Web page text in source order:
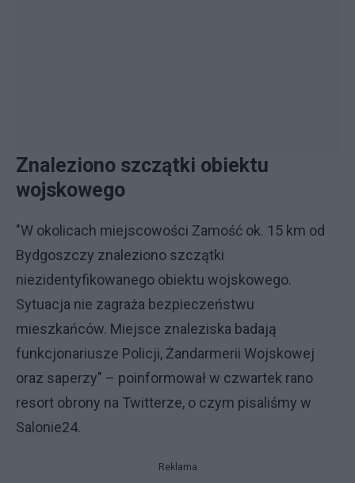
Znaleziono szczątki obiektu
wojskowego
"W okolicach miejscowości Zamość ok. 15 km od
Bydgoszczy znaleziono szczątki
niezidentyfikowanego obiektu wojskowego.
Sytuacja nie zagraża bezpieczeństwu
mieszkańców. Miejsce znaleziska badają
funkcjonariusze Policji, Żandarmerii Wojskowej
oraz saperzy" – poinformował w czwartek rano
resort obrony na Twitterze, o czym pisaliśmy w
Salonie24.
Reklama